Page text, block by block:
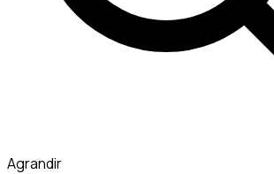
Agrandir